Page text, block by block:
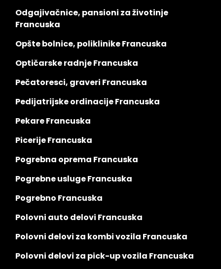
Odgajivačnice, pansioni za životinje
Francuska
Opšte bolnice, poliklinike Francuska
Optičarske radnje Francuska
Pečatoresci, graveri Francuska
Pedijatrijske ordinacije Francuska
Pekare Francuska
Picerije Francuska
Pogrebna oprema Francuska
Pogrebne usluge Francuska
Pogrebno Francuska
Polovni auto delovi Francuska
Polovni delovi za kombi vozila Francuska
Polovni delovi za pick-up vozila Francuska